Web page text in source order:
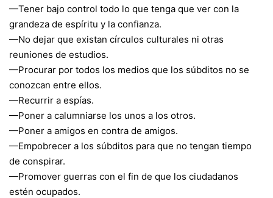
—Tener bajo control todo lo que tenga que ver con la
grandeza de espíritu y la confianza.
—No dejar que existan círculos culturales ni otras
reuniones de estudios.
—Procurar por todos los medios que los súbditos no se
conozcan entre ellos.
—Recurrir a espías.
—Poner a calumniarse los unos a los otros.
—Poner a amigos en contra de amigos.
—Empobrecer a los súbditos para que no tengan tiempo
de conspirar.
—Promover guerras con el fin de que los ciudadanos
estén ocupados.